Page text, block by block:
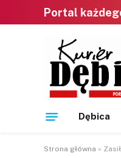
Portal
Dębica
Strona główna »